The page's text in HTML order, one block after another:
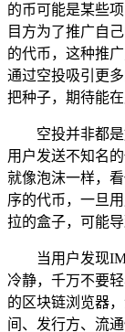
的币可能是某些
目方为了推广自
的代币，这种推
通过空投吸引更
把种子，期待能
空投并非都
用户发送不知名
就像泡沫一样，
序的代币，一旦
拉的盒子，可能
当用户发现
冷静，千万不要
的区块链浏览器
间、发行方、流